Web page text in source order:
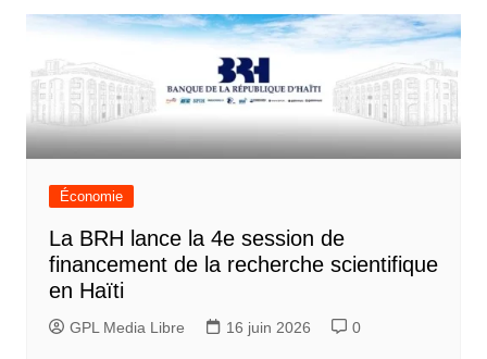
Économie
La BRH lance la 4e session de
financement de la recherche scientifique
en Haïti
GPL Media Libre 16 juin 2026 0